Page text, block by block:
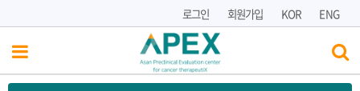
로그인 회원가입 KOR ENG